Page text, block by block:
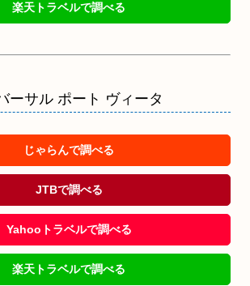
楽天トラベルで調べる
ーサル ポート ヴィータ
じゃらんで調べる
JTBで調べる
Yahooトラベルで調べる
楽天トラベルで調べる